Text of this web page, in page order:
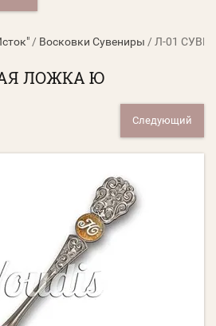
/ Восковки Сувениры / Л-01
ЛОЖКА Ю
Следующий